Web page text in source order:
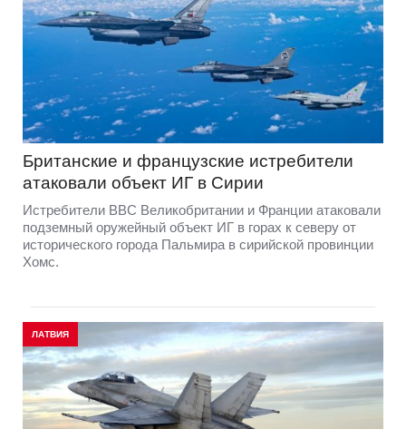
Британские и французские истребители
атаковали объект ИГ в Сирии
Истребители ВВС Великобритании и Франции атаковали
подземный оружейный объект ИГ в горах к северу от
исторического города Пальмира в сирийской провинции
Хомс.
ЛАТВИЯ